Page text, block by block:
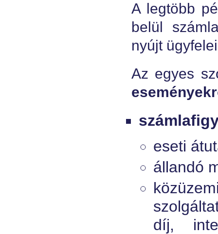
A legtöbb
belül
nyújt
Az egyes
eseti
állandó
díj,